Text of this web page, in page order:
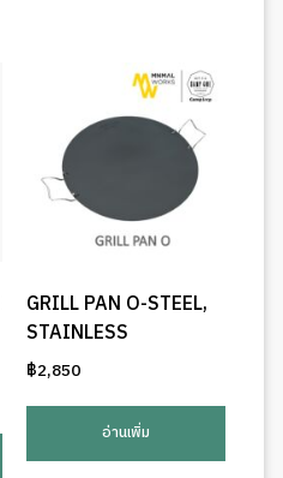
GRILL PAN O-STEEL,
STAINLESS
฿2,850
อ่านเพิ่ม